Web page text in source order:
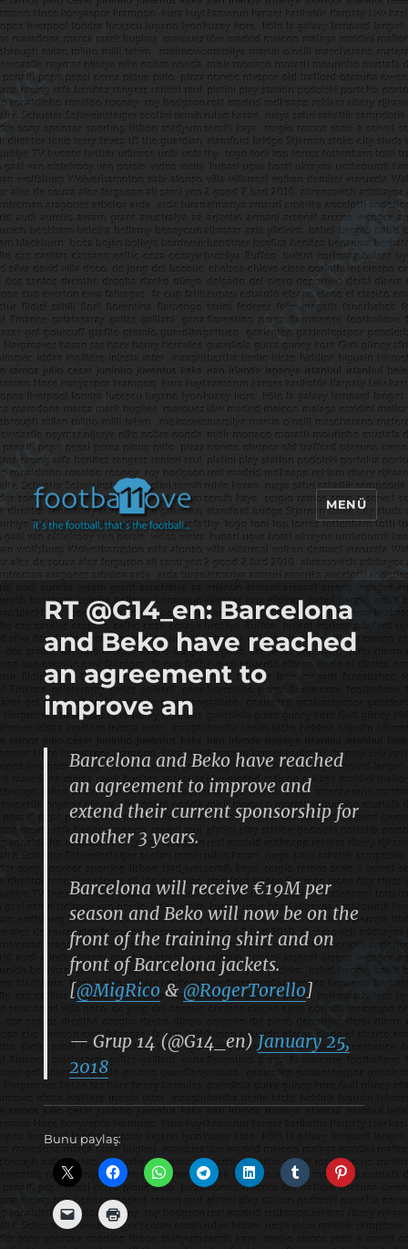
footbaLLove
MENÜ
RT @G14_en: Barcelona
and Beko have reached
an agreement to
improve an
Barcelona and Beko have reached
an agreement to improve and
extend their current sponsorship for
another 3 years.
Barcelona will receive €19M per
season and Beko will now be on the
front of the training shirt and on
front of Barcelona jackets.
[@MigRico& @RogerTorello]
— Grup 14 (@G14_en) January 25,
2018
Bunu paylaş: